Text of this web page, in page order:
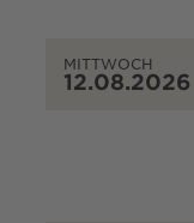
MITTWOCH
12.08.2026